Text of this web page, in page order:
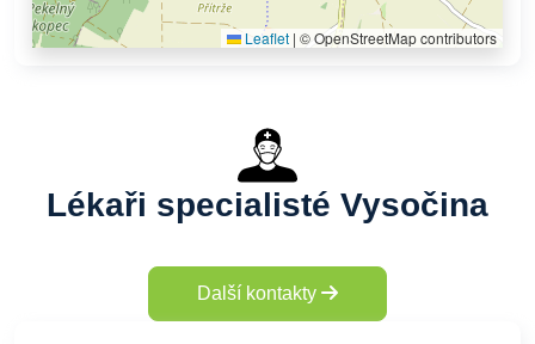
Leaflet | © OpenStreetMap contributors
Lékaři specialisté Vysočina
Další kontakty